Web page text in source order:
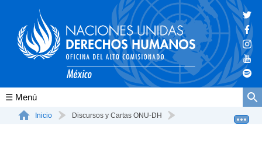
Conócenos
Inicio Discursos y Cartas ONU-DH